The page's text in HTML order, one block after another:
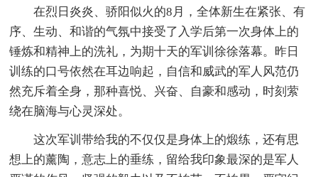
在烈日炎炎、骄阳似火的8月，全体新生在紧张、有
序、生动、和谐的气氛中接受了入学后第一次身体上的
锤炼和精神上的洗礼，为期十天的军训徐徐落幕。昨日
训练的口号依然在耳边响起，自信和威武的军人风范仍
然充斥着全身，那种喜悦、兴奋、自豪和感动，时刻萦
绕在脑海与心灵深处。
这次军训带给我的不仅仅是身体上的煅练，还有思
想上的薰陶，意志上的垂练，留给我印象最深的是军人